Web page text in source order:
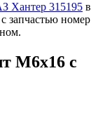
Хантер 315195 в
запчастью номер
М6х16 с